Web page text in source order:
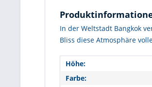
In der Weltstadt Bangkok
Bliss diese Atmosphäre
Höhe:
Farbe: